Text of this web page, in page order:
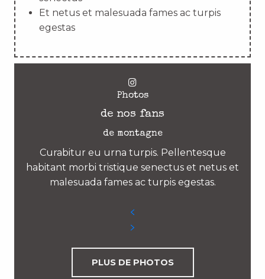
Et netus et malesuada fames ac turpis
egestas
Photos
de nos fans
de montagne
Curabitur eu urna turpis. Pellentesque
habitant morbi tristique senectus et netus et
malesuada fames ac turpis egestas.
PLUS DE PHOTOS